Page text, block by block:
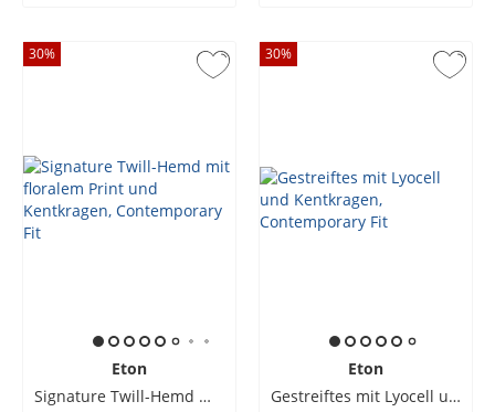
30%
Eton
Signature Twill-Hemd mit floralem Print und Kentkragen, Contemporary Fit
30%
Eton
Gestreiftes mit Lyocell und Kentkragen, Contemporary Fit